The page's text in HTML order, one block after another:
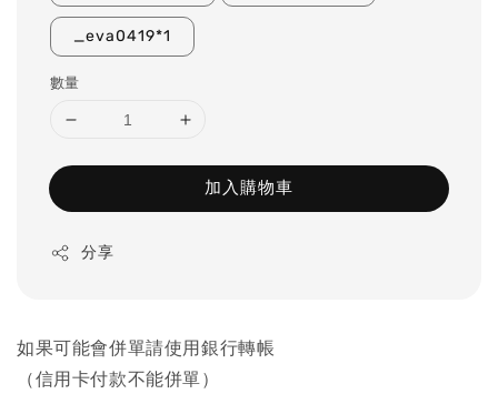
_eva0419*1
數量
加入購物車
分享
如果可能會併單請使用銀行轉帳
（信用卡付款不能併單）